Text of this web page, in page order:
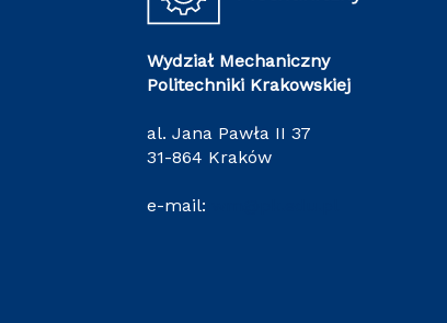
Wydział Mechaniczny
Politechniki Krakowskiej
al. Jana Pawła II 37
31-864 Kraków
e-mail: